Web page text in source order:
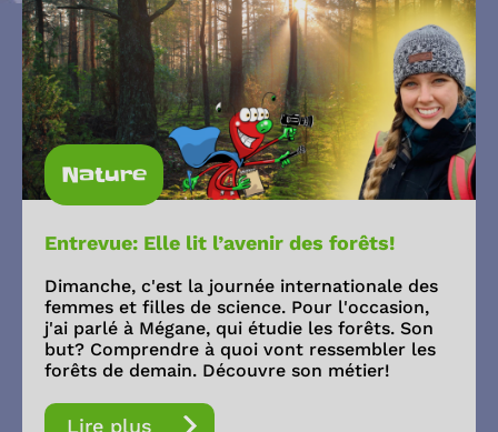
Nature
Entrevue: Elle lit l’avenir des forêts!
Dimanche, c'est la journée internationale des
femmes et filles de science. Pour l'occasion,
j'ai parlé à Mégane, qui étudie les forêts. Son
but? Comprendre à quoi vont ressembler les
forêts de demain. Découvre son métier!
Lire plus